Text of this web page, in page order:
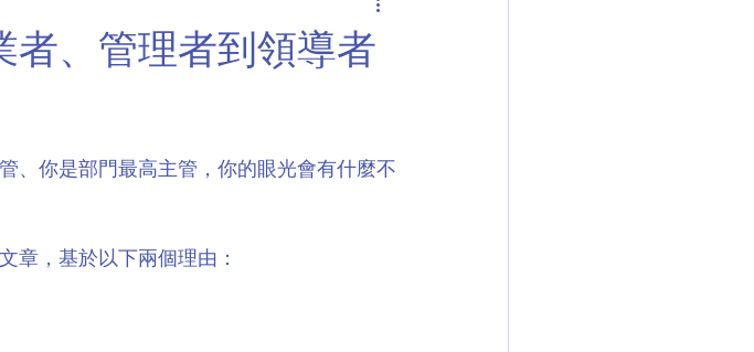
者、管理者到領導者
、你是部門最高主管，你的眼光會有什麼不
章，基於以下兩個理由：